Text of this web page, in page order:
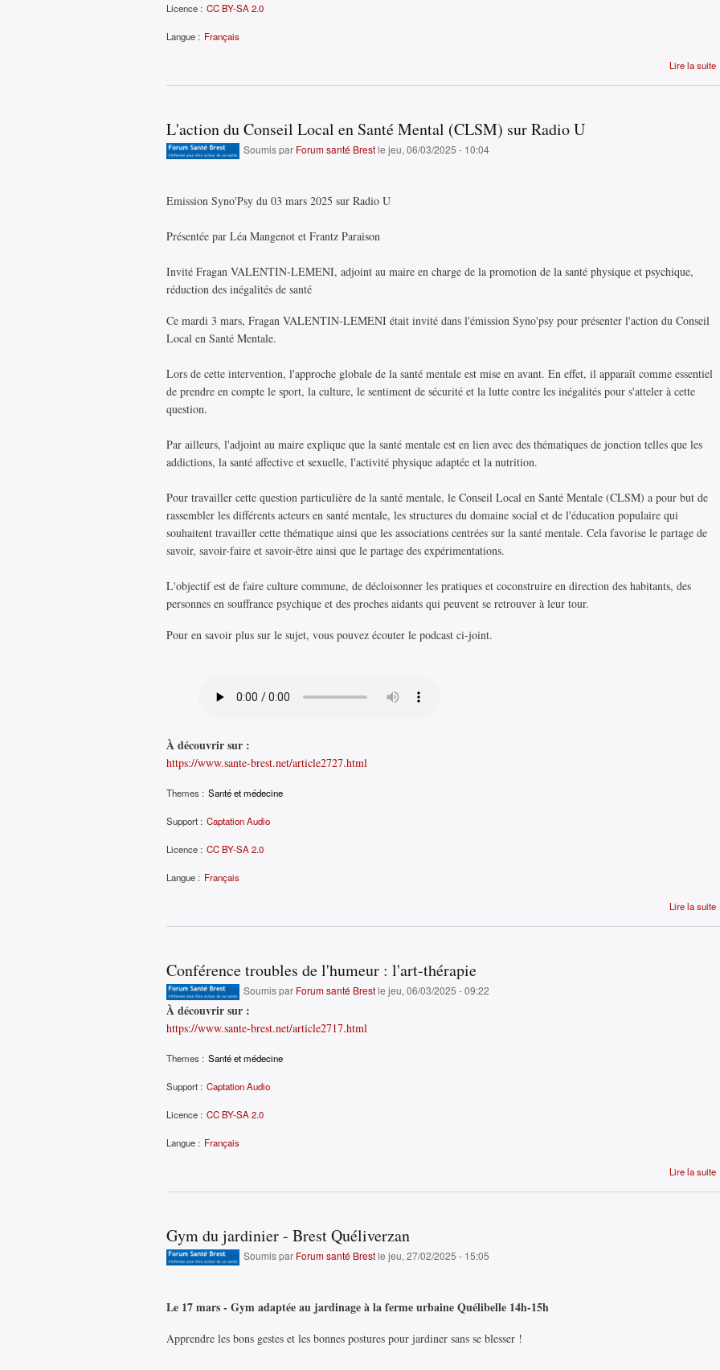
Licence : CC BY-SA 2.0
Langue : Français
Lire la suite
L'action du Conseil Local en Santé Mental (CLSM) sur Radio U
Soumis par Forum santé Brestle jeu, 06/03/2025 - 10:04
Emission Syno'Psy du 03 mars 2025 sur Radio U
Présentée par Léa Mangenot et Frantz Paraison
Invité Fragan VALENTIN-LEMENI, adjoint au maire en charge de la promotion de la santé physique et psychique,
réduction des inégalités de santé
Ce mardi 3 mars, Fragan VALENTIN-LEMENI était invité dans l'émission Syno'psy pour présenter l'action du Conseil
Local en Santé Mentale.
Lors de cette intervention, l'approche globale de la santé mentale est mise en avant. En effet, il apparaît comme essentiel
de prendre en compte le sport, la culture, le sentiment de sécurité et la lutte contre les inégalités pour s'atteler à cette
question.
Par ailleurs, l'adjoint au maire explique que la santé mentale est en lien avec des thématiques de jonction telles que les
addictions, la santé affective et sexuelle, l'activité physique adaptée et la nutrition.
Pour travailler cette question particulière de la santé mentale, le Conseil Local en Santé Mentale (CLSM) a pour but de
rassembler les différents acteurs en santé mentale, les structures du domaine social et de l'éducation populaire qui
souhaitent travailler cette thématique ainsi que les associations centrées sur la santé mentale. Cela favorise le partage de
savoir, savoir-faire et savoir-être ainsi que le partage des expérimentations.
L'objectif est de faire culture commune, de décloisonner les pratiques et coconstruire en direction des habitants, des
personnes en souffrance psychique et des proches aidants qui peuvent se retrouver à leur tour.
Pour en savoir plus sur le sujet, vous pouvez écouter le podcast ci-joint.
À découvrir sur :
https://www.sante-brest.net/article2727.html
Themes : Santé et médecine
Support : Captation Audio
Licence : CC BY-SA 2.0
Langue : Français
Lire la suite
Conférence troubles de l'humeur : l'art-thérapie
Soumis par Forum santé Brestle jeu, 06/03/2025 - 09:22
À découvrir sur :
https://www.sante-brest.net/article2717.html
Themes : Santé et médecine
Support : Captation Audio
Licence : CC BY-SA 2.0
Langue : Français
Lire la suite
Gym du jardinier - Brest Quéliverzan
Soumis par Forum santé Brestle jeu, 27/02/2025 - 15:05
Le 17 mars - Gym adaptée au jardinage à la ferme urbaine Quélibelle 14h-15h
Apprendre les bons gestes et les bonnes postures pour jardiner sans se blesser !